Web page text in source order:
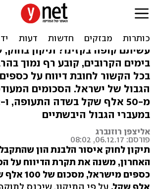
חוזרים מחו"ל?
פחות כסף בלי לדווח
עשיתם קופה בקזינו? תיקון
בימים הקרובים, קובע רף נמוך
בכל הקשור לחובת דיווח על
הגבול של ישראל. הסכומים
במעברי הגבול היבשתיים
אליצפן רוזנברג
פורסם: 06.12.17, 08:02
תיקון לחוק איסור הלבנת הון
האחרון, משנה את תקרת הדיווח על